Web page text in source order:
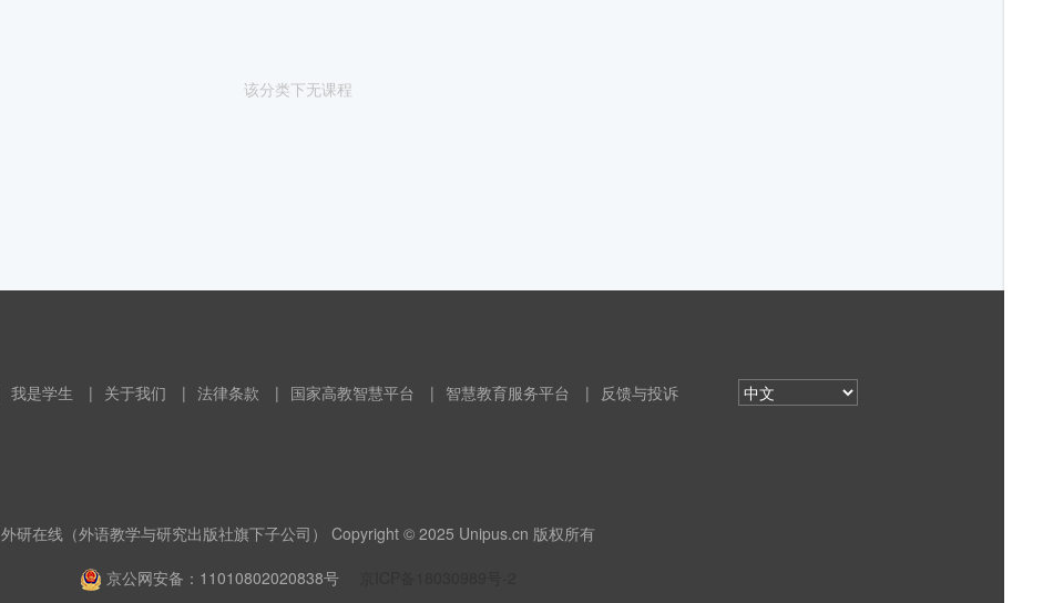
该分类下无课程
我是学生 | 关于我们 | 法律条款 | 国家高教智慧平台 | 智慧教育服务平台 | 反馈与投诉
外研在线（外语教学与研究出版社旗下子公司） Copyright © 2025 Unipus.cn 版权所有
京公网安备：11010802020838号